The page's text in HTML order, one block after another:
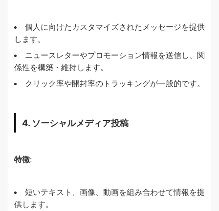
個人に向けたカスタマイズされたメッセージを提供
します。
ニュースレターやプロモーション情報を送信し、関
係性を構築・維持します。
クリック率や開封率のトラッキングが一般的です。
4. ソーシャルメディア投稿
特徴:
短いテキスト、画像、動画を組み合わせて情報を提
供します。